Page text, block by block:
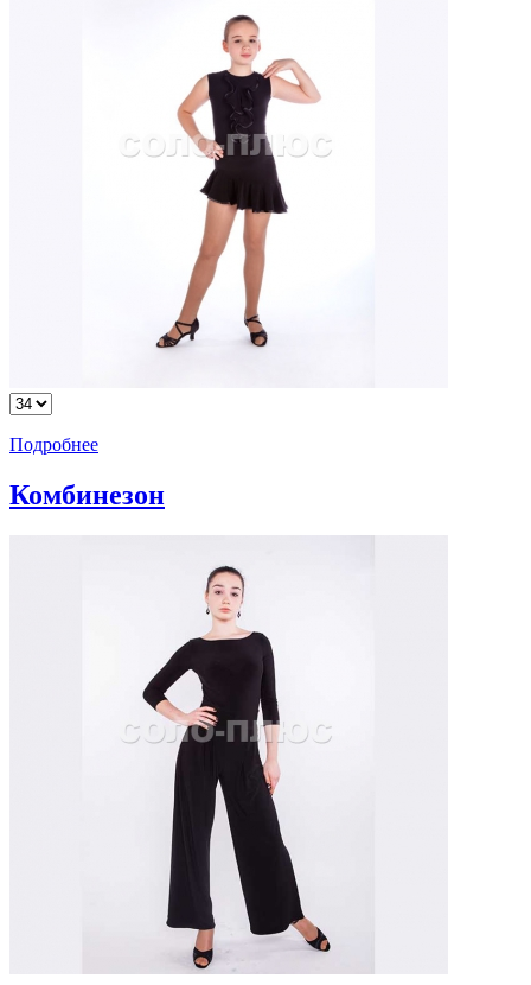
Подробнее
Комбинезон